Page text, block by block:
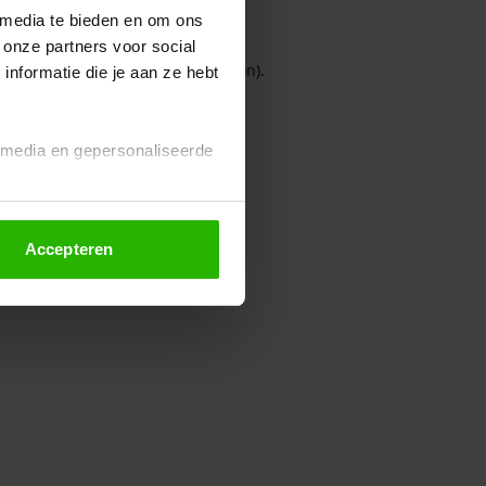
te bieden en om ons
partners voor social
die je aan ze hebt
en gepersonaliseerde
altijd wijzigen of
Accepteren
console for more information).